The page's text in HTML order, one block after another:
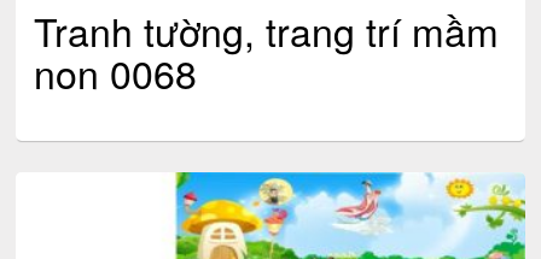
Tranh tường, trang trí mầm
non 0068